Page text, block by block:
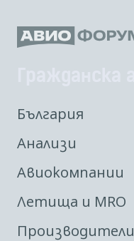
България
Анализи
Авиокомпании
Летища и MRO
Производители